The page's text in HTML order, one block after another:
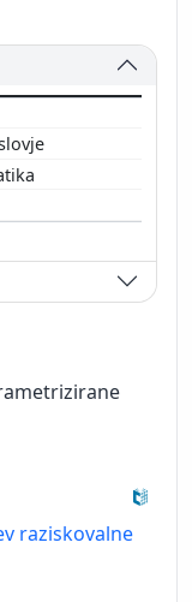
raziskovalne